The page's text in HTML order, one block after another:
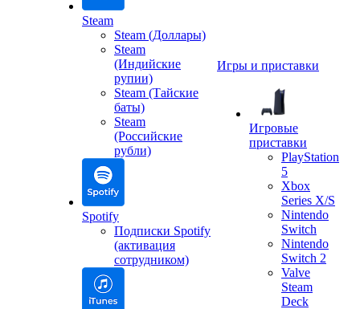
Steam
Steam (Доллары)
Steam
(Индийские
рупии)
Steam (Тайские
баты)
Steam
(Российские
рубли)
Spotify
Подписки Spotify
(активация
сотрудником)
Игры и приставки
Игровые
приставки
PlayStation
5
Xbox
Series X/S
Nintendo
Switch
Nintendo
Switch 2
Valve
Steam
Deck